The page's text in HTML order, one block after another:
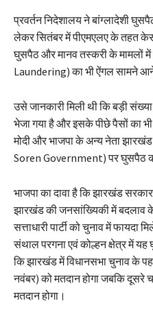
प्रवर्तन निदेशालय ने बांग्लादेशी
लेकर सितंबर में पीएमएलए के तहत
घुसपैठ और मानव तस्करी के मामलों में
Laundering) का भी ऐंगल सामने
उसे जानकारी मिली थी कि बड़ी
भेजा गया है और इसके पीछे पैसों का
मोदी और भाजपा के अन्य नेता
Soren Government) पर घुसपैठ
भाजपा का दावा है कि झारखंड
झारखंड की जनसांख्यिकी में बदलाव
सत्ताधारी पार्टी को चुनाव में
संथाल परगना एवं कोल्हन क्षेत्र में यह
कि झारखंड में विधानसभा चुनाव के
नवंबर) को मतदान होगा जबकि दूसरे
मतदान होगा।